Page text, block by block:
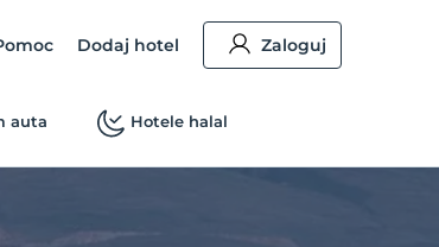
Dodaj hotel Zaloguj
auta Hotele halal